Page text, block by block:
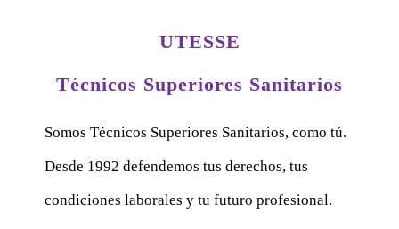
UTESSE
Técnicos Superiores Sanitarios
Somos Técnicos Superiores Sanitarios, como tú.
Desde 1992 defendemos tus derechos, tus
condiciones laborales y tu futuro profesional.